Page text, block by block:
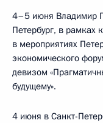
4–5 июня Владимир
Петербург, в рамках
в мероприятиях
экономического
девизом
будущему».
4 июня в Санкт-